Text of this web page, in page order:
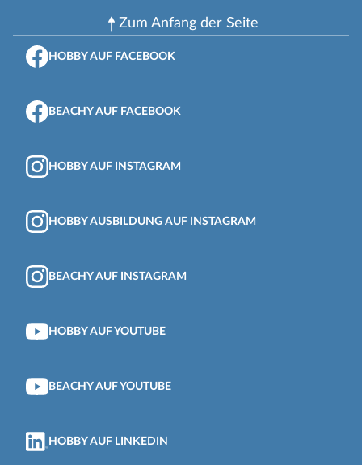
Zum Anfang der Seite
HOBBY AUF FACEBOOK
BEACHY AUF FACEBOOK
HOBBY AUF INSTAGRAM
HOBBY AUSBILDUNG AUF INSTAGRAM
BEACHY AUF INSTAGRAM
HOBBY AUF YOUTUBE
BEACHY AUF YOUTUBE
HOBBY AUF LINKEDIN